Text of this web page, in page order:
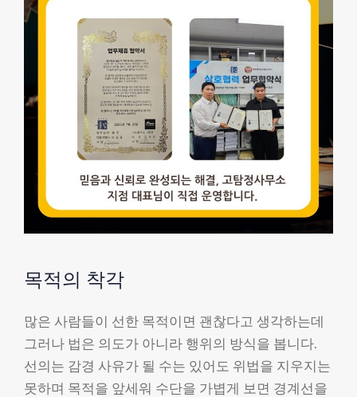
목적의 착각
많은 사람들이 선한 목적이면 괜찮다고 생각하는데
그러나 법은 의도가 아니라 행위의 방식을 봅니다.
선의는 감경 사유가 될 수는 있어도 위법을 지우지는
못하며 목적을 앞세워 수단을 가볍게 보면 경계선을